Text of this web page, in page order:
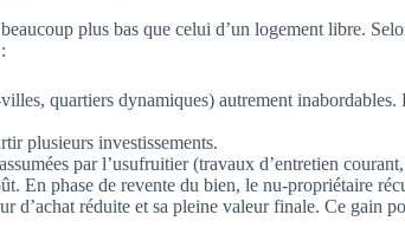
plus bas que celui d’un logement libre.
quartiers dynamiques) autrement
plusieurs investissements.
par l’usufruitier (travaux d’entretien
En phase de revente du bien, le nu-propriétaire
d’achat réduite et sa pleine valeur finale. Ce gain